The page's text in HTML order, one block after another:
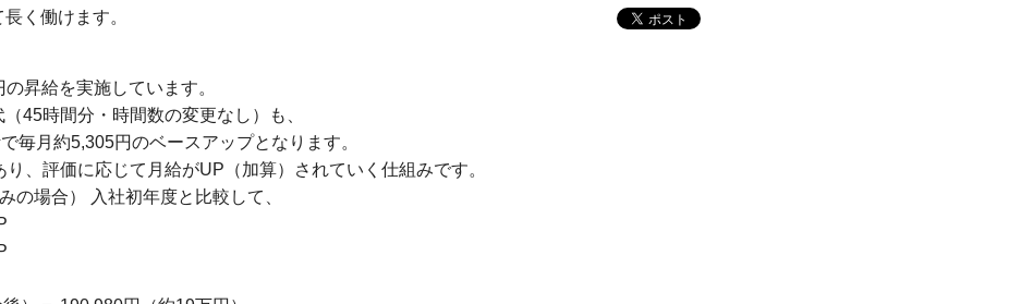
く働けます。
昇給を実施しています。
45時間分・時間数の変更なし）も、
毎月約5,305円のベースアップとなります。
、評価に応じて月給がUP（加算）されていく仕組みです。
の場合） 入社初年度と比較して、